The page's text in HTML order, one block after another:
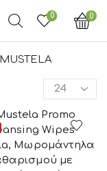
0 0
MUSTELA
Products
per
page